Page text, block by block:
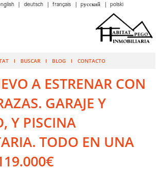
BUSCAR BLOG CONTACTO
deutsch français pусский polski
A ESTRENAR CON
GARAJE Y
Y PISCINA
TODO EN UNA